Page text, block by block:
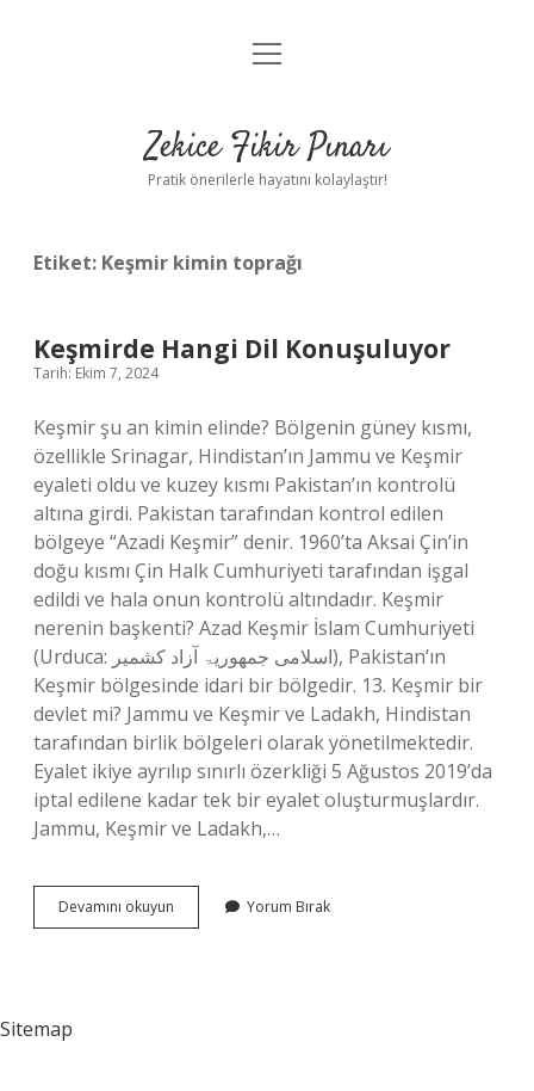
Anasayfa
Yasal Uyarı
menüyü
Zekice Fikir Pınarı
Pratik önerilerle hayatını kolaylaştır!
Etiket: Keşmir kimin toprağı
Keşmirde Hangi Dil Konuşuluyor
Tarih: Ekim 7, 2024
Keşmir şu an kimin elinde? Bölgenin güney kısmı,
özellikle Srinagar, Hindistan’ın Jammu ve Keşmir
eyaleti oldu ve kuzey kısmı Pakistan’ın kontrolü
altına girdi. Pakistan tarafından kontrol edilen
bölgeye “Azadi Keşmir” denir. 1960’ta Aksai Çin’in
doğu kısmı Çin Halk Cumhuriyeti tarafından işgal
edildi ve hala onun kontrolü altındadır. Keşmir
nerenin başkenti? Azad Keşmir İslam Cumhuriyeti
(Urduca: اسلامی جمھوریۃ آزاد کشمیر‎), Pakistan’ın
Keşmir bölgesinde idari bir bölgedir. 13. Keşmir bir
devlet mi? Jammu ve Keşmir ve Ladakh, Hindistan
tarafından birlik bölgeleri olarak yönetilmektedir.
Eyalet ikiye ayrılıp sınırlı özerkliği 5 Ağustos 2019’da
iptal edilene kadar tek bir eyalet oluşturmuşlardır.
Jammu, Keşmir ve Ladakh,…
Devamını okuyun Keşmirde
Hangi
Yorum Bırak
Sitemap